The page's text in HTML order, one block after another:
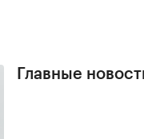
Главные